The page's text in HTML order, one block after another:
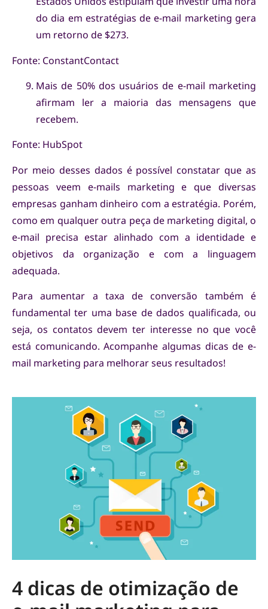
do dia em estratégias de e-mail marketing gera
um retorno de $273.
Fonte: ConstantContact
Mais de 50% dos usuários de e-mail marketing
afirmam ler a maioria das mensagens que
recebem.
Fonte: HubSpot
Por meio desses dados é possível constatar que as
pessoas veem e-mails marketing e que diversas
empresas ganham dinheiro com a estratégia. Porém,
como em qualquer outra peça de marketing digital, o
e-mail precisa estar alinhado com a identidade e
objetivos da organização e com a linguagem
adequada.
Para aumentar a taxa de conversão também é
fundamental ter uma base de dados qualificada, ou
seja, os contatos devem ter interesse no que você
está comunicando. Acompanhe algumas dicas de e-
mail marketing para melhorar seus resultados!
4 dicas de otimização de